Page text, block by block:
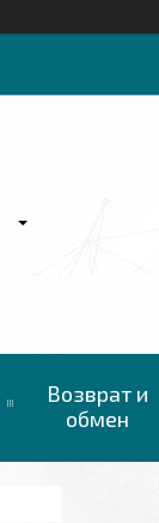
Возврат и
обмен